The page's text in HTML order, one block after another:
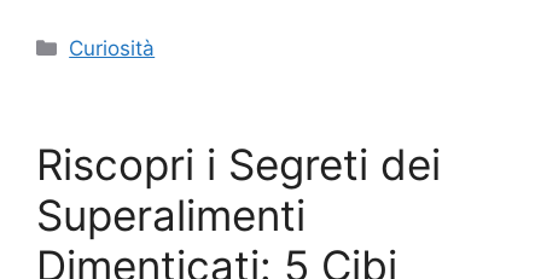
Categorie
Curiosità
Riscopri i Segreti dei
Superalimenti
Dimenticati: 5 Cibi